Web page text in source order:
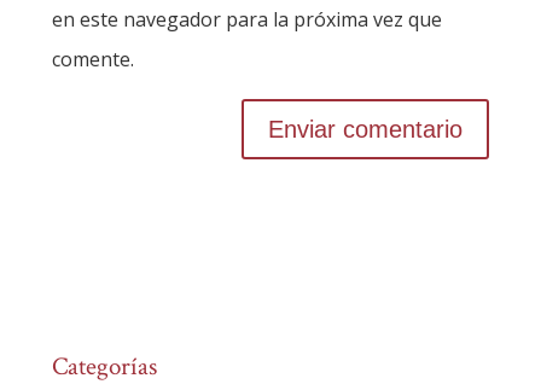
en este navegador para la próxima vez que
comente.
Categorías